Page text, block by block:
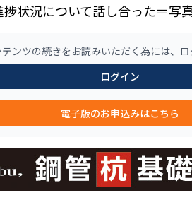
状況について話し合った＝写真
ンツの続きをお読みいただく為には、ロ
ログイン
電子版のお申込みはこちら